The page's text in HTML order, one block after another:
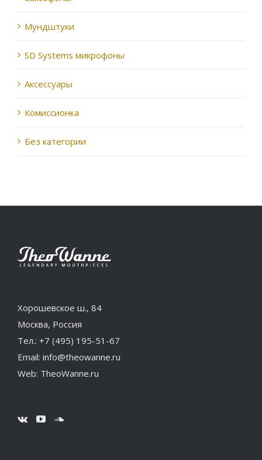
Мундштуки
SD Systems микрофоны
Аксессуары
Комиссионка
Без категории
Хорошевское ш., 84
Москва, Россия
Тел.: +7 (495) 195-51-67
Email: info@theowanne.ru
Web: TheoWanne.ru